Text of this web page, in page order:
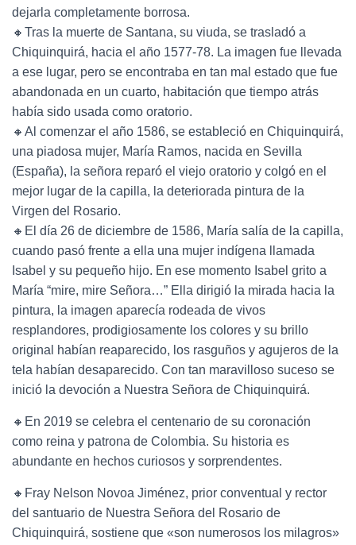
dejarla completamente borrosa.
🔸Tras la muerte de Santana, su viuda, se trasladó a
Chiquinquirá, hacia el año 1577-78. La imagen fue llevada
a ese lugar, pero se encontraba en tan mal estado que fue
abandonada en un cuarto, habitación que tiempo atrás
había sido usada como oratorio.
🔸Al comenzar el año 1586, se estableció en Chiquinquirá,
una piadosa mujer, María Ramos, nacida en Sevilla
(España), la señora reparó el viejo oratorio y colgó en el
mejor lugar de la capilla, la deteriorada pintura de la
Virgen del Rosario.
🔸El día 26 de diciembre de 1586, María salía de la capilla,
cuando pasó frente a ella una mujer indígena llamada
Isabel y su pequeño hijo. En ese momento Isabel grito a
María “mire, mire Señora…” Ella dirigió la mirada hacia la
pintura, la imagen aparecía rodeada de vivos
resplandores, prodigiosamente los colores y su brillo
original habían reaparecido, los rasguños y agujeros de la
tela habían desaparecido. Con tan maravilloso suceso se
inició la devoción a Nuestra Señora de Chiquinquirá.
🔸En 2019 se celebra el centenario de su coronación
como reina y patrona de Colombia. Su historia es
abundante en hechos curiosos y sorprendentes.
🔸Fray Nelson Novoa Jiménez, prior conventual y rector
del santuario de Nuestra Señora del Rosario de
Chiquinquirá, sostiene que «son numerosos los milagros»